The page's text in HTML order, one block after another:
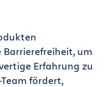
um
Erfahrung zu
fördert,